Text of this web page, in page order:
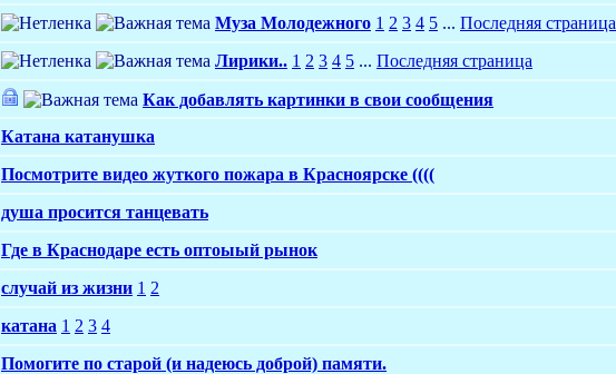
Муза Молодежного 1 2 3 4 5 ... Последняя страница
Лирики.. 1 2 3 4 5 ... Последняя страница
Как добавлять картинки в свои сообщения
Катана катанушка
Посмотрите видео жуткого пожара в Красноярске ((((
душа просится танцевать
Где в Краснодаре есть оптоыый рынок
случай из жизни 1 2
катана 1 2 3 4
Помогите по старой (и надеюсь доброй) памяти.